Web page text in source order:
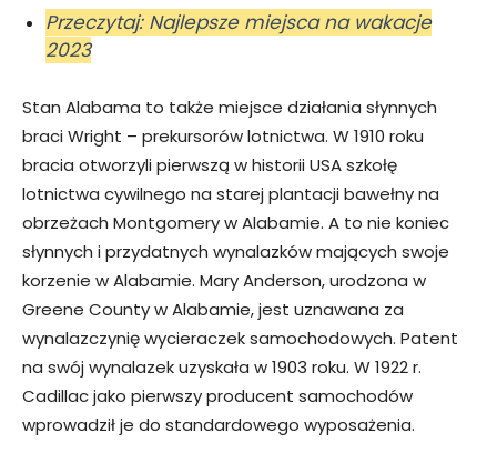
Przeczytaj: Najlepsze miejsca na wakacje
2023
Stan Alabama to także miejsce działania słynnych
braci Wright – prekursorów lotnictwa. W 1910 roku
bracia otworzyli pierwszą w historii USA szkołę
lotnictwa cywilnego na starej plantacji bawełny na
obrzeżach Montgomery w Alabamie. A to nie koniec
słynnych i przydatnych wynalazków mających swoje
korzenie w Alabamie. Mary Anderson, urodzona w
Greene County w Alabamie, jest uznawana za
wynalazczynię wycieraczek samochodowych. Patent
na swój wynalazek uzyskała w 1903 roku. W 1922 r.
Cadillac jako pierwszy producent samochodów
wprowadził je do standardowego wyposażenia.